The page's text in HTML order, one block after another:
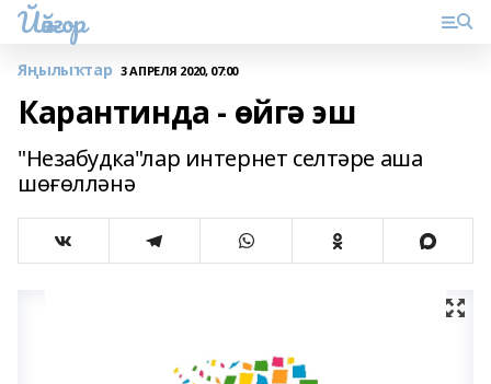
Йәйғор
Яңылыҡтар 3 АПРЕЛЯ 2020, 07:00
Карантинда - өйгә эш
"Незабудка"лар интернет селтәре аша
шөғөлләнә